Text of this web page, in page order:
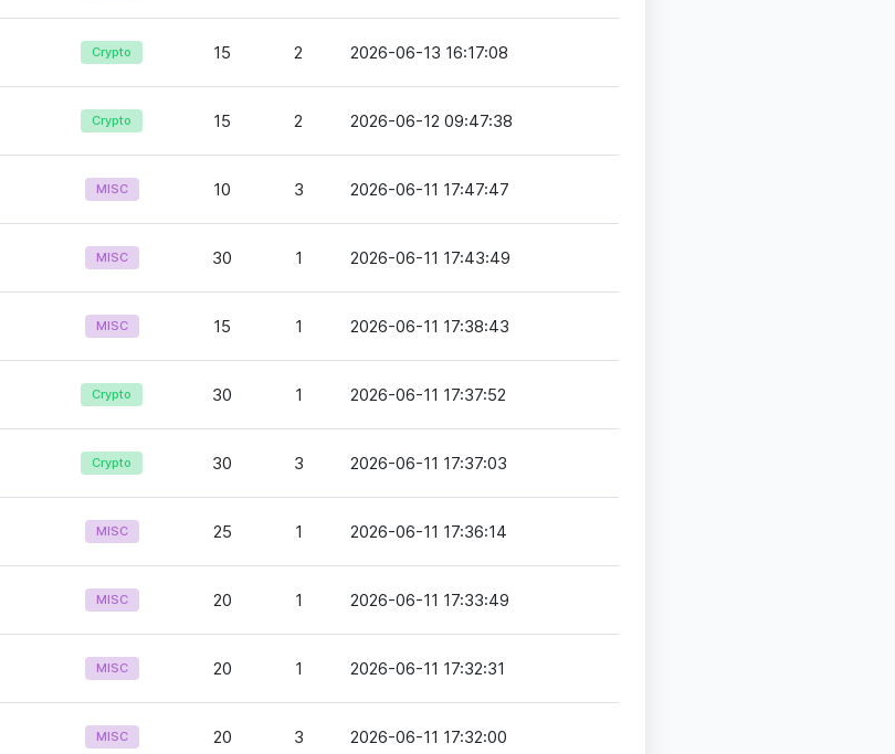
Crypto 15 2 2026-06-13 16:17:08
Crypto 15 2 2026-06-12 09:47:38
MISC 10 3 2026-06-11 17:47:47
MISC 30 1 2026-06-11 17:43:49
MISC 15 1 2026-06-11 17:38:43
Crypto 30 1 2026-06-11 17:37:52
Crypto 30 3 2026-06-11 17:37:03
MISC 25 1 2026-06-11 17:36:14
MISC 20 1 2026-06-11 17:33:49
MISC 20 1 2026-06-11 17:32:31
MISC 20 3 2026-06-11 17:32:00